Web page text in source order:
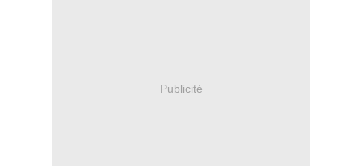
Publicité